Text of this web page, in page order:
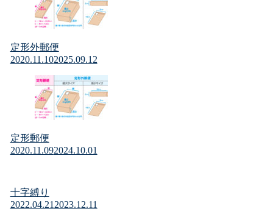
定形外郵便
2020.11.102025.09.12
定形郵便
2020.11.092024.10.01
十字縛り
2022.04.21 2023.12.11